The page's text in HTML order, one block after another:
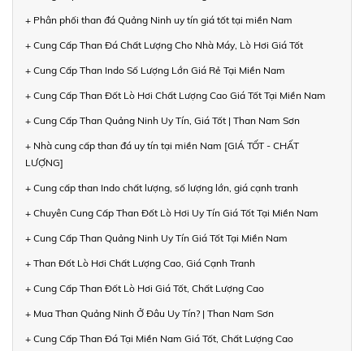
+ Phân phối than đá Quảng Ninh uy tín giá tốt tại miền Nam
+ Cung Cấp Than Đá Chất Lượng Cho Nhà Máy, Lò Hơi Giá Tốt
+ Cung Cấp Than Indo Số Lượng Lớn Giá Rẻ Tại Miền Nam
+ Cung Cấp Than Đốt Lò Hơi Chất Lượng Cao Giá Tốt Tại Miền Nam
+ Cung Cấp Than Quảng Ninh Uy Tín, Giá Tốt | Than Nam Sơn
+ Nhà cung cấp than đá uy tín tại miền Nam [GIÁ TỐT - CHẤT
LƯỢNG]
+ Cung cấp than Indo chất lượng, số lượng lớn, giá cạnh tranh
+ Chuyên Cung Cấp Than Đốt Lò Hơi Uy Tín Giá Tốt Tại Miền Nam
+ Cung Cấp Than Quảng Ninh Uy Tín Giá Tốt Tại Miền Nam
+ Than Đốt Lò Hơi Chất Lượng Cao, Giá Cạnh Tranh
+ Cung Cấp Than Đốt Lò Hơi Giá Tốt, Chất Lượng Cao
+ Mua Than Quảng Ninh Ở Đâu Uy Tín? | Than Nam Sơn
+ Cung Cấp Than Đá Tại Miền Nam Giá Tốt, Chất Lượng Cao